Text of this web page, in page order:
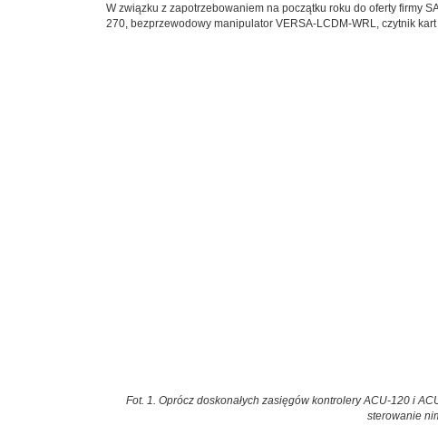
W związku z zapotrzebowaniem na początku roku do oferty firmy
270, bezprzewodowy manipulator VERSA-LCDM-WRL, czytnik
Fot. 1. Oprócz doskonałych zasięgów kontrolery ACU-120 i
sterowanie